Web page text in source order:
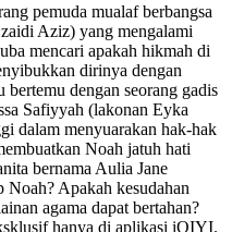
pemuda mualaf berbangsa
Aziz) yang mengalami
mencari apakah hikmah di
dirinya dengan
dengan seorang gadis
Safiyyah (lakonan Eyka
dalam menyuarakan hak-hak
Noah jatuh hati
bernama Aulia Jane
Apakah kesudahan
agama dapat bertahan?
hanya di aplikasi iQIYI.